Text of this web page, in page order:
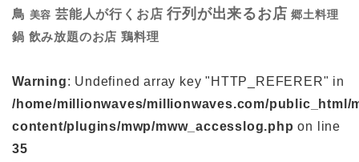
鳥 美容 芸能人が行くお店 行列が出来るお店 郷土料理
鍋 飲み放題のお店 鶏料理
Warning: Undefined array key "HTTP_REFERER" in
/home/millionwaves/millionwaves.com/public_html/
content/plugins/mwp/mww_accesslog.php on line
35